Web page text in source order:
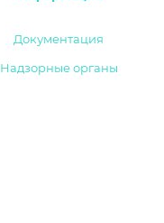
Документация
Надзорные органы